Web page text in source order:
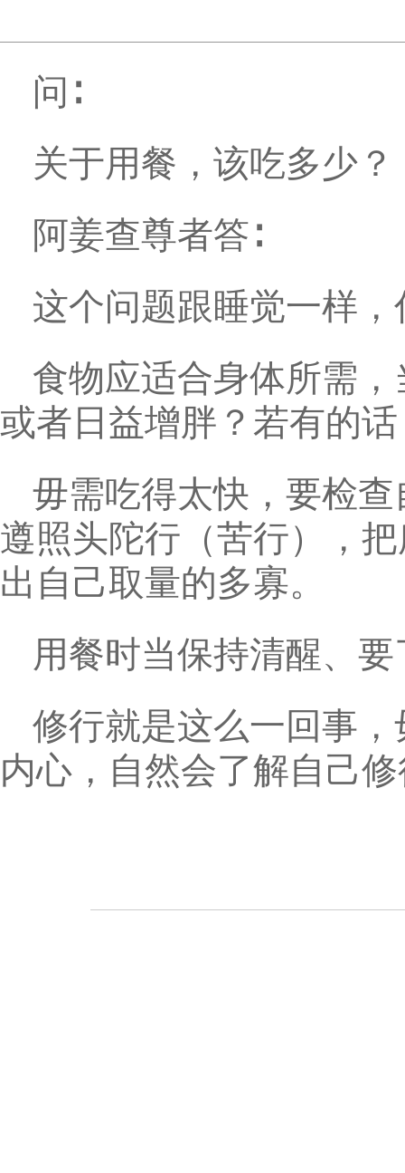
问∶
关于用餐，该吃多少？
阿姜查尊者答∶
这个问题跟睡觉一样
食物应适合身体所需
或者日益增胖？若有的
毋需吃得太快，要检
遵照头陀行（苦行），
出自己取量的多寡。
用餐时当保持清醒、
修行就是这么一回事
内心，自然会了解自己